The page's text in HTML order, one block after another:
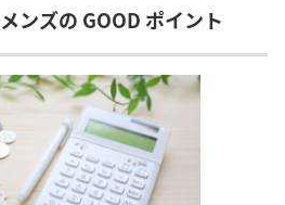
ンズの GOOD ポイント